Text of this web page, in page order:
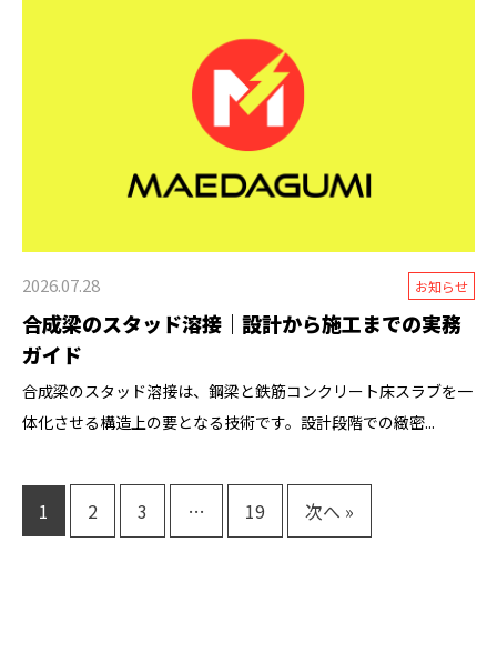
2026.07.28 お知らせ
合成梁のスタッド溶接｜設計から施工までの実務
ガイド
合成梁のスタッド溶接は、鋼梁と鉄筋コンクリート床スラブを一
体化させる構造上の要となる技術です。設計段階での緻密...
1 2 3 … 19 次へ »